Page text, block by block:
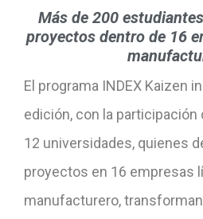
Más de 200
proyectos dentro de 16
El programa INDEX Kaizen
edición, con la participación
12 universidades, quienes
proyectos en 16 empresas
manufacturero,